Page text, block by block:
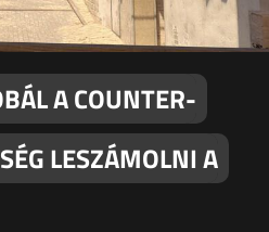
A COUNTER-
LESZÁMOLNI A